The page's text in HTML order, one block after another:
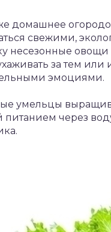
домашнее
свежими,
несезонные
за тем
эмоциями.
умельцы
питанием через